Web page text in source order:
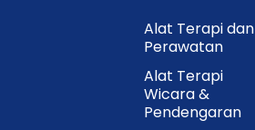
Alat Terapi dan
Perawatan
Alat Terapi
Wicara &
Pendengaran